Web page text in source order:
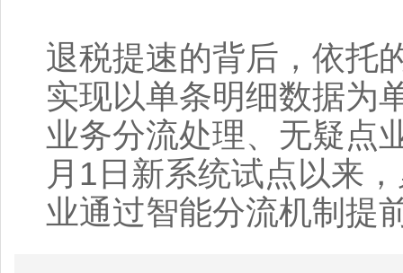
退税提速的背后，依托
实现以单条明细数据为
业务分流处理、无疑点
月1日新系统试点以来
业通过智能分流机制提